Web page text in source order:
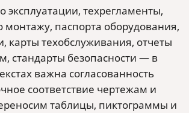
эксплуатации, техрегламенты,
монтажу, паспорта оборудования,
карты техобслуживания, отчеты
стандарты безопасности — в
важна согласованность
соответствие чертежам и
таблицы, пиктограммы и